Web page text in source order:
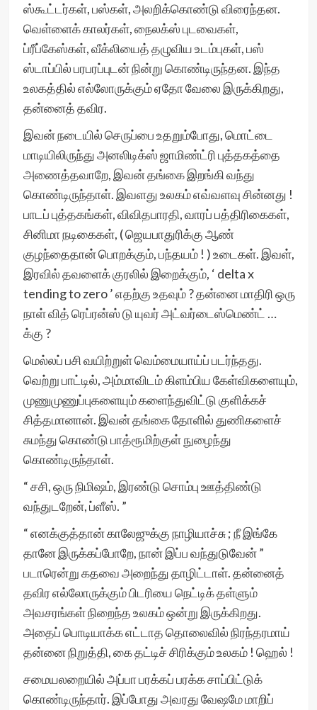
ஸ்கூட்டர்கள், பஸ்கள், அலறிக்கொண்டு விரைந்தன.
வெள்ளைக் காலர்கள், நைலக்ஸ் புடவைகள்,
ப்ரீப்கேஸ்கள், வீக்லியைத் தழுவிய உடம்புகள், பஸ்
ஸ்டாப்பில் பரபரப்புடன் நின்று கொண்டிருந்தன. இந்த
உலகத்தில் எல்லோருக்கும் ஏதோ வேலை இருக்கிறது,
தன்னைத் தவிர.
இவன் நடையில் செருப்பை உதறும்போது, மொட்டை
மாடியிலிருந்து அனலிடிக்ஸ் ஜாமிண்ட்ரி புத்தகத்தை
அணைத்தவாறே, இவன் தங்கை இறங்கி வந்து
கொண்டிருந்தாள். இவளது உலகம் எவ்வளவு சின்னது !
பாடப் புத்தகங்கள், விவிதபாரதி, வாரப் பத்திரிகைகள்,
சினிமா நடிகைகள், ( ஜெயபாதுரிக்கு ஆண்
குழந்தைதான் பொறக்கும், பந்தயம் ! ) உடைகள். இவள்,
இரவில் தவளைக் குரலில் இறைக்கும், ‘ delta x
tending to zero ’ எதற்கு உதவும் ? தன்னை மாதிரி ஒரு
நாள் வித் ரெப்ரன்ஸ் டு யுவர் அட்வர்டைஸ்மெண்ட் …
க்கு ?
மெல்லப் பசி வயிற்றுள் வெம்மையாய்ப் படர்ந்தது.
வெற்று பாட்டில், அம்மாவிடம் கிளம்பிய கேள்விகளையும்,
முணுமுணுப்புகளையும் களைந்துவிட்டு குளிக்கச்
சித்தமானான். இவன் தங்கை தோளில் துணிகளைச்
சுமந்து கொண்டு பாத்ரூமிற்குள் நுழைந்து
கொண்டிருந்தாள்.
“ சசி, ஒரு நிமிஷம், இரண்டு சொம்பு ஊத்திண்டு
வந்துடறேன், ப்ளீஸ். ”
“ எனக்குத்தான் காலேஜுக்கு நாழியாச்சு ; நீ இங்கே
தானே இருக்கப்போறே, நான் இப்ப வந்துடுவேன் ”
படாரென்று கதவை அறைந்து தாழிட்டாள். தன்னைத்
தவிர எல்லோருக்கும் பிடரியை நெட்டிக் தள்ளும்
அவசரங்கள் நிறைந்த உலகம் ஒன்று இருக்கிறது.
அதைப் பொடியாக்க எட்டாத தொலைவில் நிரந்தரமாய்
தன்னை நிறுத்தி, கை தட்டிச் சிரிக்கும் உலகம் ! ஹெல் !
சமையலறையில் அப்பா பரக்கப் பரக்க சாப்பிட்டுக்
கொண்டிருந்தார். இப்போது அவரது வேஷமே மாறிப்